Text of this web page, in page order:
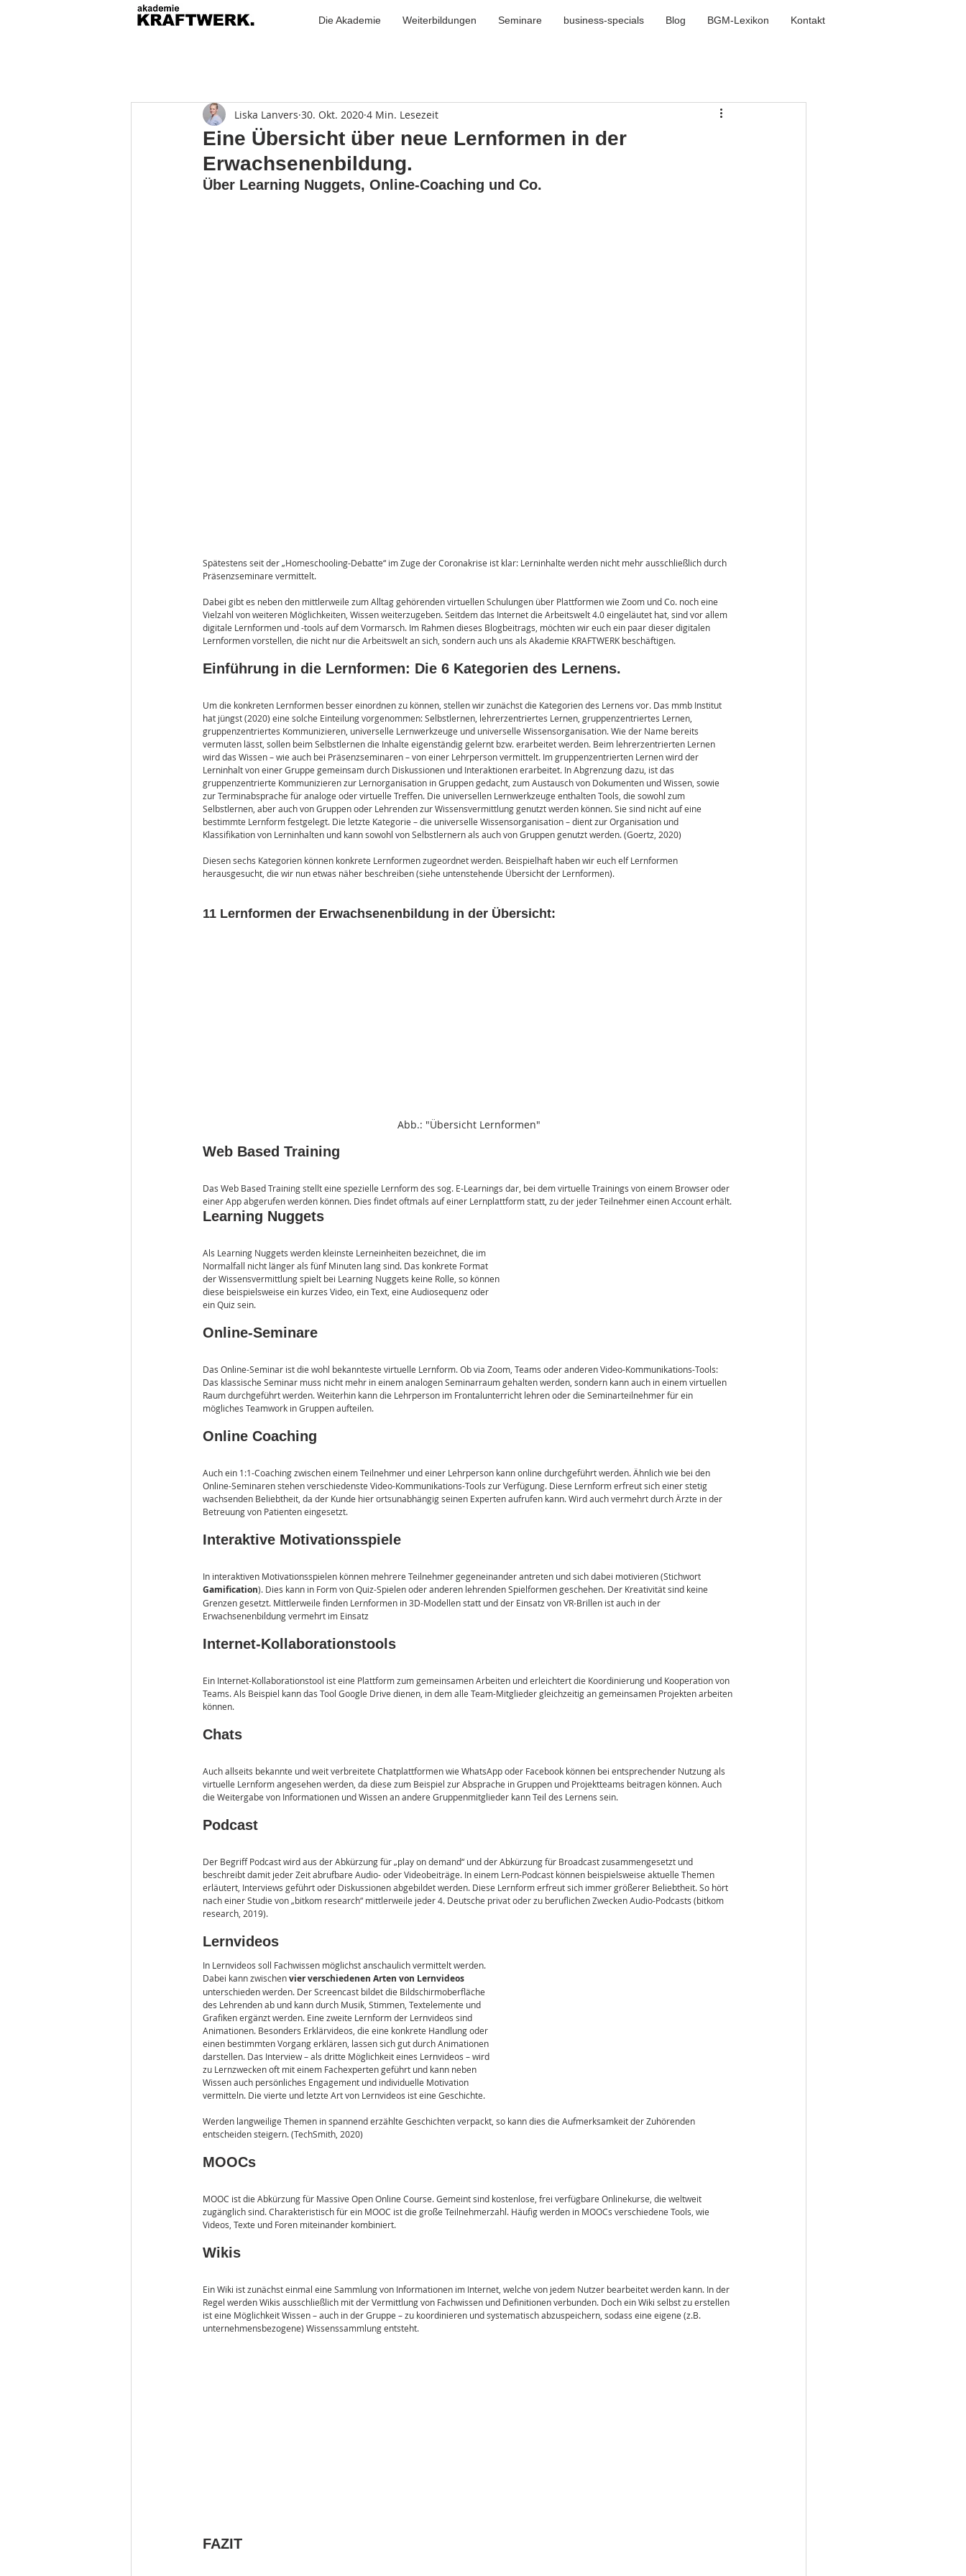
Die Akademie Weiterbildungen Seminare business-specials Blog BGM-Lexikon Kontakt
Eine Übersicht über neue Lernformen in der
Erwachsenenbildung.
Liska Lanvers 30. Okt. 2020 4 Min. Lesezeit
Über Learning Nuggets, Online-Coaching und Co.
Spätestens seit der „Homeschooling-Debatte“ im Zuge der Coronakrise ist klar: Lerninhalte werden nicht mehr ausschließlich durch
Präsenzseminare vermittelt.
Dabei gibt es neben den mittlerweile zum Alltag gehörenden virtuellen Schulungen über Plattformen wie Zoom und Co. noch eine
Vielzahl von weiteren Möglichkeiten, Wissen weiterzugeben. Seitdem das Internet die Arbeitswelt 4.0 eingeläutet hat, sind vor allem
digitale Lernformen und -tools auf dem Vormarsch. Im Rahmen dieses Blogbeitrags, möchten wir euch ein paar dieser digitalen
Lernformen vorstellen, die nicht nur die Arbeitswelt an sich, sondern auch uns als Akademie KRAFTWERK beschäftigen.
Einführung in die Lernformen: Die 6 Kategorien des Lernens.
Um die konkreten Lernformen besser einordnen zu können, stellen wir zunächst die Kategorien des Lernens vor. Das mmb Institut
hat jüngst (2020) eine solche Einteilung vorgenommen: Selbstlernen, lehrerzentriertes Lernen, gruppenzentriertes Lernen,
gruppenzentriertes Kommunizieren, universelle Lernwerkzeuge und universelle Wissensorganisation. Wie der Name bereits
vermuten lässt, sollen beim Selbstlernen die Inhalte eigenständig gelernt bzw. erarbeitet werden. Beim lehrerzentrierten Lernen
wird das Wissen – wie auch bei Präsenzseminaren – von einer Lehrperson vermittelt. Im gruppenzentrierten Lernen wird der
Lerninhalt von einer Gruppe gemeinsam durch Diskussionen und Interaktionen erarbeitet. In Abgrenzung dazu, ist das
gruppenzentrierte Kommunizieren zur Lernorganisation in Gruppen gedacht, zum Austausch von Dokumenten und Wissen, sowie
zur Terminabsprache für analoge oder virtuelle Treffen. Die universellen Lernwerkzeuge enthalten Tools, die sowohl zum
Selbstlernen, aber auch von Gruppen oder Lehrenden zur Wissensvermittlung genutzt werden können. Sie sind nicht auf eine
bestimmte Lernform festgelegt. Die letzte Kategorie – die universelle Wissensorganisation – dient zur Organisation und
Klassifikation von Lerninhalten und kann sowohl von Selbstlernern als auch von Gruppen genutzt werden. (Goertz, 2020)
Diesen sechs Kategorien können konkrete Lernformen zugeordnet werden. Beispielhaft haben wir euch elf Lernformen
herausgesucht, die wir nun etwas näher beschreiben (siehe untenstehende Übersicht der Lernformen).
11 Lernformen der Erwachsenenbildung in der Übersicht:
Abb.: "Übersicht Lernformen"
Web Based Training
Das Web Based Training stellt eine spezielle Lernform des sog. E-Learnings dar, bei dem virtuelle Trainings von einem Browser oder
einer App abgerufen werden können. Dies findet oftmals auf einer Lernplattform statt, zu der jeder Teilnehmer einen Account erhält.
Learning Nuggets
Als Learning Nuggets werden kleinste Lerneinheiten bezeichnet, die im
Normalfall nicht länger als fünf Minuten lang sind. Das konkrete Format
der Wissensvermittlung spielt bei Learning Nuggets keine Rolle, so können
diese beispielsweise ein kurzes Video, ein Text, eine Audiosequenz oder
ein Quiz sein.
Online-Seminare
Das Online-Seminar ist die wohl bekannteste virtuelle Lernform. Ob via Zoom, Teams oder anderen Video-Kommunikations-Tools:
Das klassische Seminar muss nicht mehr in einem analogen Seminarraum gehalten werden, sondern kann auch in einem virtuellen
Raum durchgeführt werden. Weiterhin kann die Lehrperson im Frontalunterricht lehren oder die Seminarteilnehmer für ein
mögliches Teamwork in Gruppen aufteilen.
Online Coaching
Auch ein 1:1-Coaching zwischen einem Teilnehmer und einer Lehrperson kann online durchgeführt werden. Ähnlich wie bei den
Online-Seminaren stehen verschiedenste Video-Kommunikations-Tools zur Verfügung. Diese Lernform erfreut sich einer stetig
wachsenden Beliebtheit, da der Kunde hier ortsunabhängig seinen Experten aufrufen kann. Wird auch vermehrt durch Ärzte in der
Betreuung von Patienten eingesetzt.
Interaktive Motivationsspiele
In interaktiven Motivationsspielen können mehrere Teilnehmer gegeneinander antreten und sich dabei motivieren (Stichwort
Gamification). Dies kann in Form von Quiz-Spielen oder anderen lehrenden Spielformen geschehen. Der Kreativität sind keine
Grenzen gesetzt. Mittlerweile finden Lernformen in 3D-Modellen statt und der Einsatz von VR-Brillen ist auch in der
Erwachsenenbildung vermehrt im Einsatz
Internet-Kollaborationstools
Ein Internet-Kollaborationstool ist eine Plattform zum gemeinsamen Arbeiten und erleichtert die Koordinierung und Kooperation von
Teams. Als Beispiel kann das Tool Google Drive dienen, in dem alle Team-Mitglieder gleichzeitig an gemeinsamen Projekten arbeiten
können.
Chats
Auch allseits bekannte und weit verbreitete Chatplattformen wie WhatsApp oder Facebook können bei entsprechender Nutzung als
virtuelle Lernform angesehen werden, da diese zum Beispiel zur Absprache in Gruppen und Projektteams beitragen können. Auch
die Weitergabe von Informationen und Wissen an andere Gruppenmitglieder kann Teil des Lernens sein.
Podcast
Der Begriff Podcast wird aus der Abkürzung für „play on demand“ und der Abkürzung für Broadcast zusammengesetzt und
beschreibt damit jeder Zeit abrufbare Audio- oder Videobeiträge. In einem Lern-Podcast können beispielsweise aktuelle Themen
erläutert, Interviews geführt oder Diskussionen abgebildet werden. Diese Lernform erfreut sich immer größerer Beliebtheit. So hört
nach einer Studie von „bitkom research“ mittlerweile jeder 4. Deutsche privat oder zu beruflichen Zwecken Audio-Podcasts (bitkom
research, 2019).
Lernvideos
In Lernvideos soll Fachwissen möglichst anschaulich vermittelt werden.
Dabei kann zwischen vier verschiedenen Arten von Lernvideos
unterschieden werden. Der Screencast bildet die Bildschirmoberfläche
des Lehrenden ab und kann durch Musik, Stimmen, Textelemente und
Grafiken ergänzt werden. Eine zweite Lernform der Lernvideos sind
Animationen. Besonders Erklärvideos, die eine konkrete Handlung oder
einen bestimmten Vorgang erklären, lassen sich gut durch Animationen
darstellen. Das Interview – als dritte Möglichkeit eines Lernvideos – wird
zu Lernzwecken oft mit einem Fachexperten geführt und kann neben
Wissen auch persönliches Engagement und individuelle Motivation
vermitteln. Die vierte und letzte Art von Lernvideos ist eine Geschichte.
Werden langweilige Themen in spannend erzählte Geschichten verpackt, so kann dies die Aufmerksamkeit der Zuhörenden
entscheiden steigern. (TechSmith, 2020)
MOOCs
MOOC ist die Abkürzung für Massive Open Online Course. Gemeint sind kostenlose, frei verfügbare Onlinekurse, die weltweit
zugänglich sind. Charakteristisch für ein MOOC ist die große Teilnehmerzahl. Häufig werden in MOOCs verschiedene Tools, wie
Videos, Texte und Foren miteinander kombiniert.
Wikis
Ein Wiki ist zunächst einmal eine Sammlung von Informationen im Internet, welche von jedem Nutzer bearbeitet werden kann. In der
Regel werden Wikis ausschließlich mit der Vermittlung von Fachwissen und Definitionen verbunden. Doch ein Wiki selbst zu erstellen
ist eine Möglichkeit Wissen – auch in der Gruppe – zu koordinieren und systematisch abzuspeichern, sodass eine eigene (z.B.
unternehmensbezogene) Wissenssammlung entsteht.
FAZIT